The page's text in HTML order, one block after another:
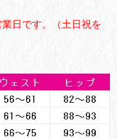
日です。（土日祝を